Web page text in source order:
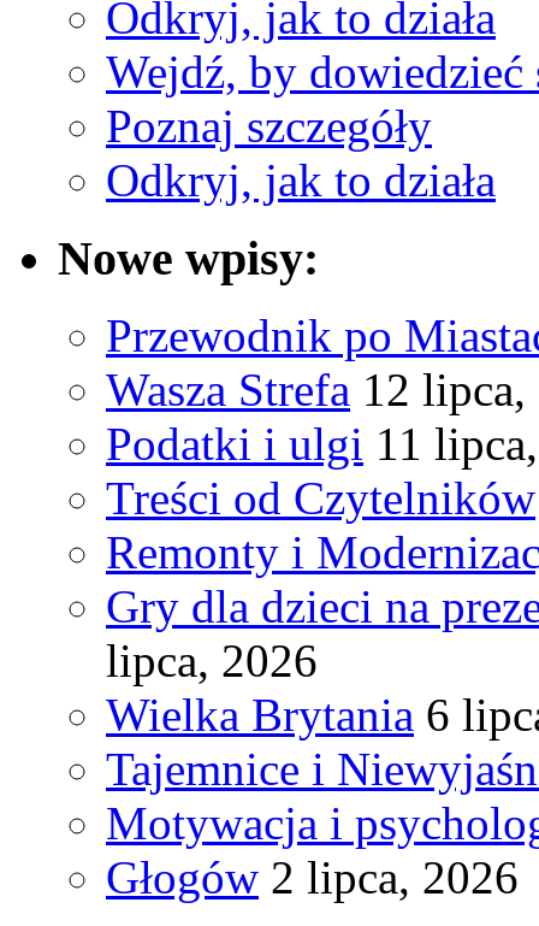
Odkryj, jak to działa
Wejdź, by dowiedzieć
Poznaj szczegóły
Odkryj, jak to działa
Nowe wpisy:
Przewodnik po
Wasza Strefa 12 lipca,
Podatki i ulgi 11
Treści od Czytelników
Remonty i
Gry dla dzieci na
lipca, 2026
Wielka Brytania 6
Tajemnice i
Motywacja i
Głogów 2 lipca, 2026